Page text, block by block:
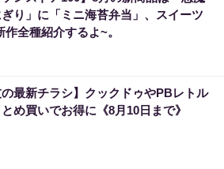
り」に「ミニ海苔弁当」、スイーツ
作全種紹介するよ~。
の最新チラシ】クックドゥやPBレトル
とめ買いでお得に《8月10日まで》